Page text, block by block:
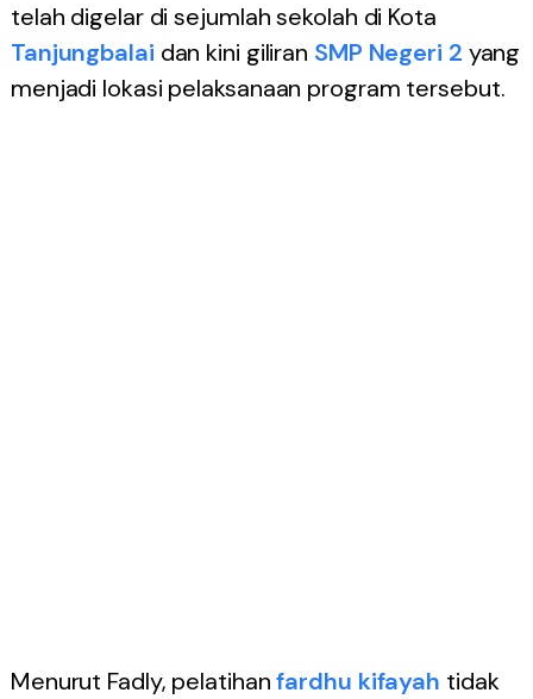
telah digelar di sejumlah sekolah di Kota
Tanjungbalai dan kini giliran SMP Negeri 2 yang
menjadi lokasi pelaksanaan program tersebut.
Menurut Fadly, pelatihanfardhu kifayah tidak